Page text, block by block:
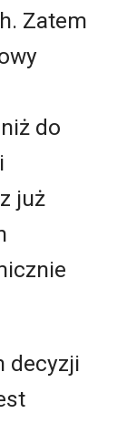
Zatem
do
już
decyzji